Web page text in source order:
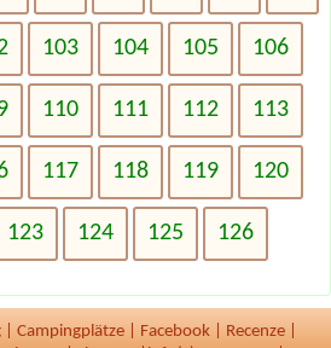
103 104 105 106
110 111 112 113
117 118 119 120
123 124 125 126
Campingplätze Facebook Recenze